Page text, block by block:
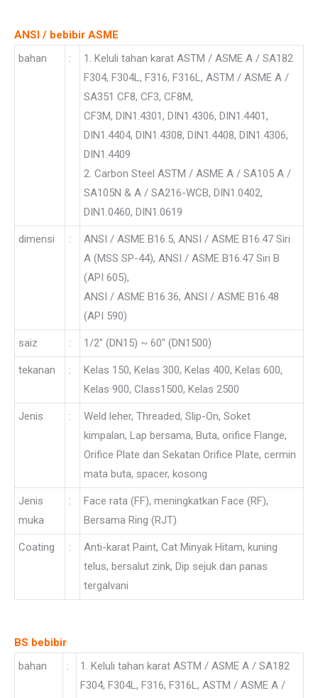
ANSI / bebibir ASME
bahan
:
1. Keluli tahan karat ASTM / ASME A / SA182
F304, F304L, F316, F316L, ASTM / ASME A /
SA351 CF8, CF3, CF8M,
CF3M, DIN1.4301, DIN1.4306, DIN1.4401,
DIN1.4404, DIN1.4308, DIN1.4408, DIN1.4306,
DIN1.4409
2. Carbon Steel ASTM / ASME A / SA105 A /
SA105N & A / SA216-WCB, DIN1.0402,
DIN1.0460, DIN1.0619
dimensi :
ANSI / ASME B16.5, ANSI / ASME B16.47 Siri
A (MSS SP-44), ANSI / ASME B16.47 Siri B
(API 605),
ANSI / ASME B16.36, ANSI / ASME B16.48
(API 590)
saiz : 1/2″ (DN15) ~ 60″ (DN1500)
tekanan :
Kelas 150, Kelas 300, Kelas 400, Kelas 600,
Kelas 900, Class1500, Kelas 2500
Jenis :
Weld leher, Threaded, Slip-On, Soket
kimpalan, Lap bersama, Buta, orifice Flange,
Orifice Plate dan Sekatan Orifice Plate, cermin
mata buta, spacer, kosong
Jenis
muka
:
Face rata (FF), meningkatkan Face (RF),
Bersama Ring (RJT)
Coating :
Anti-karat Paint, Cat Minyak Hitam, kuning
telus, bersalut zink, Dip sejuk dan panas
tergalvani
BS bebibir
bahan
:
1. Keluli tahan karat ASTM / ASME A / SA182
F304, F304L, F316, F316L, ASTM / ASME A /